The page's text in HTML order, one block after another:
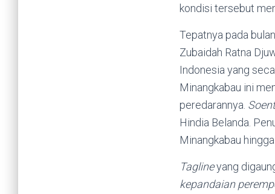
kondisi tersebut
Tepatnya pada
Zubaidah Ratna
Indonesia yang
Minangkabau ini
peredarannya.
Hindia Belanda.
Minangkabau
Taglineyang
kepandaian